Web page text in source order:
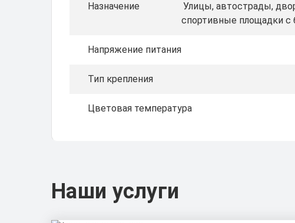
Назначение
Улицы, автострады,
спортивные площадки с
Напряжение питания
Тип крепления
Цветовая температура
Наши услуги